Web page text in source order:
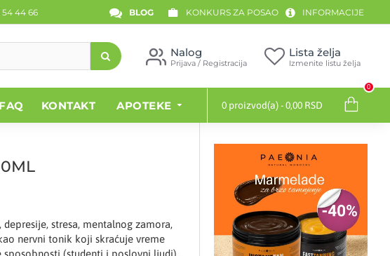
54 44 66 BLOG KONKURS ZA POSAO INFORMACIJE
Nalog
Prijava / Registracija
Lista želja
Izmenite listu želja
FAQ KONTAKT APOTEKE 0 proizvod(a) - 0,00 RSD
0
stresa, mentalnog zamora,
nervni tonik koji skraćuje vreme
(studenti i poslovni ljudi).